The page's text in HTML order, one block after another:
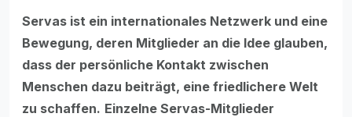
Servas ist ein internationales Netzwerk und eine
Bewegung, deren Mitglieder an die Idee glauben,
dass der persönliche Kontakt zwischen
Menschen dazu beiträgt, eine friedlichere Welt
zu schaffen. Einzelne Servas-Mitglieder